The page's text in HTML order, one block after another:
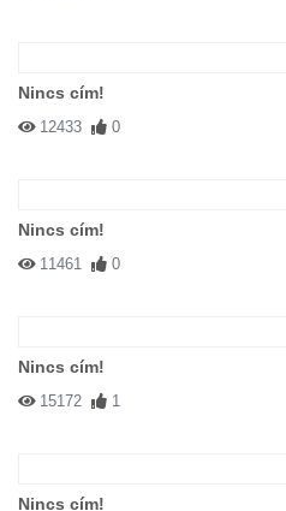
Nincs cím!
12433 0
Nincs cím!
11461 0
Nincs cím!
15172 1
Nincs cím!